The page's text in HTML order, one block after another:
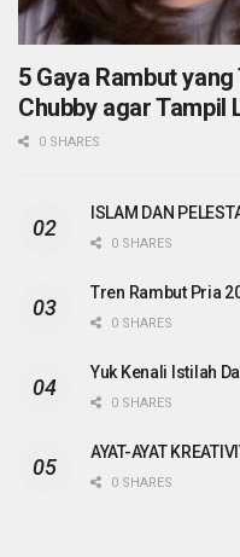
5 Gaya Rambut
Chubby agar Tampil
0 SHARES
ISLAM DAN
0 SHARES
Tren Rambut Pria
0 SHARES
Yuk Kenali Istilah
0 SHARES
AYAT-AYAT
0 SHARES